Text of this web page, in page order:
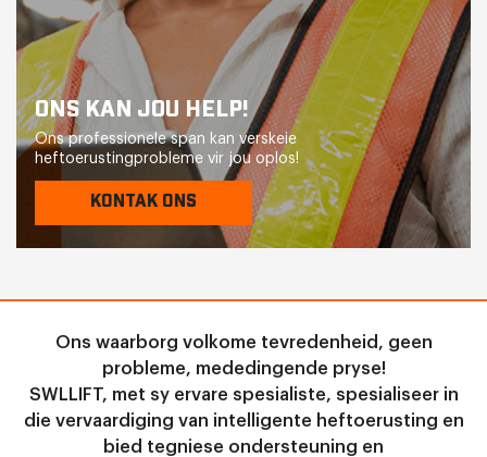
ONS KAN JOU HELP!
Ons professionele span kan verskeie
heftoerustingprobleme vir jou oplos!
KONTAK ONS
Ons waarborg volkome tevredenheid, geen
probleme, mededingende pryse!
SWLLIFT, met sy ervare spesialiste, spesialiseer in
die vervaardiging van intelligente heftoerusting en
bied tegniese ondersteuning en